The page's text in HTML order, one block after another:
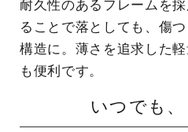
耐久性のあるフレームを
ることで落としても、傷
構造に。薄さを追求した
も便利です。
いつでも